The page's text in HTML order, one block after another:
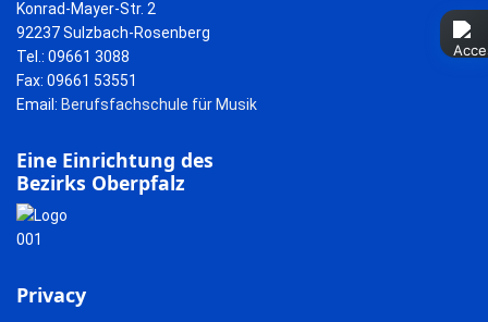
Konrad-Mayer-Str. 2
92237 Sulzbach-Rosenberg
Tel.: 09661 3088
Fax: 09661 53551
Email: Berufsfachschule für Musik
Eine Einrichtung des
Bezirks Oberpfalz
Privacy